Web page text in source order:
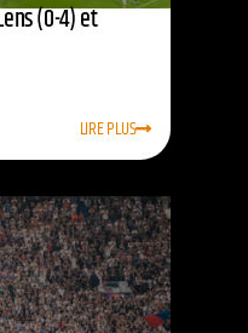
(0-4) et
LIRE PLUS